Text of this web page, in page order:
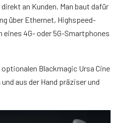
an Kunden. Man baut dafür
über Ethernet, Highspeed-
4G- oder 5G-Smartphones
Blackmagic Ursa Cine
aus der Hand präziser und